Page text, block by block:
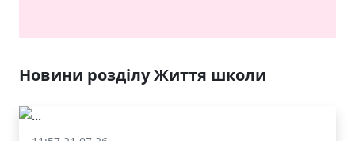
У ЛЬВОВІ
Новини розділу Життя школи